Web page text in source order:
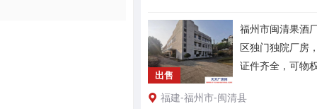
出售
福州市闽清果酒
区独门独院厂房
证件齐全，可物
福建-福州市-闽清县